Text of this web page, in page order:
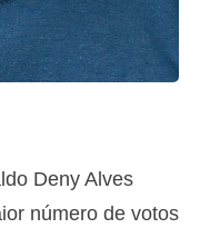
Deny Alves
número de votos